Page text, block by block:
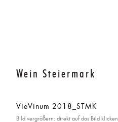
Wein Steiermark
VieVinum 2018_STMK
Bild vergrößern: direkt auf das Bild klicken